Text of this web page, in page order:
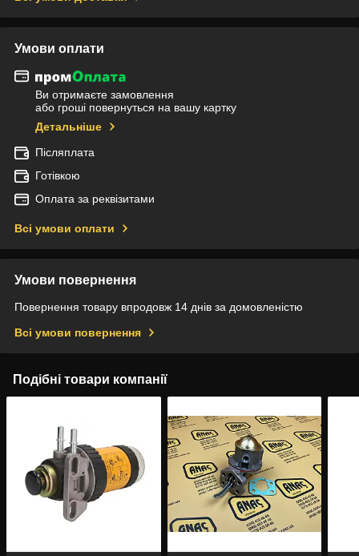
Умови оплати
Ви отримаєте замовлення
або гроші повернуться на вашу картку
Детальніше
Післяплата
Готівкою
Оплата за реквізитами
Всі умови оплати
Умови повернення
Повернення товару впродовж 14 днів за домовленістю
Всі умови повернення
Подібні товари компанії